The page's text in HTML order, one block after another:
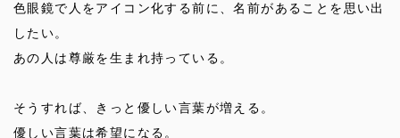
色眼鏡で人をアイコン化する前に、名前があることを思い出
したい。
あの人は尊厳を生まれ持っている。
そうすれば、きっと優しい言葉が増える。
優しい言葉は希望になる。